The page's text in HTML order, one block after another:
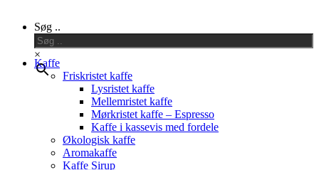
Søg ..
×
Kaffe
Friskristet kaffe
Lysristet kaffe
Mellemristet kaffe
Mørkristet kaffe – Espresso
Kaffe i kassevis med fordele
Økologisk kaffe
Aromakaffe
Kaffe Sirup